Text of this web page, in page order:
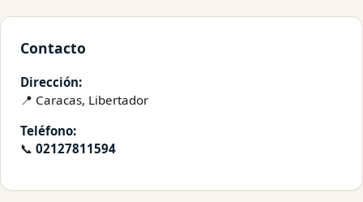
Contacto
Dirección:
📍 Caracas, Libertador
Teléfono:
📞 02127811594